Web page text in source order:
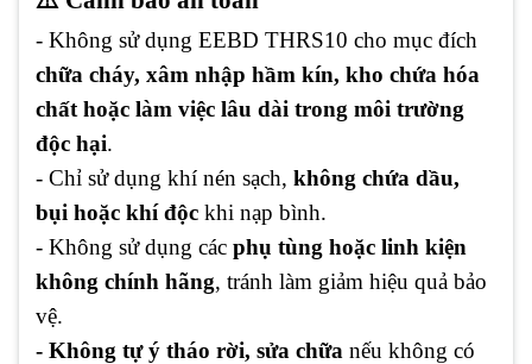
- Không sử dụng EEBD THRS10 cho mục đích
chữa cháy, xâm nhập hầm kín, kho chứa hóa
chất hoặc làm việc lâu dài trong môi trường
độc hại.
- Chỉ sử dụng khí nén sạch, không chứa dầu,
bụi hoặc khí độc khi nạp bình.
- Không sử dụng các phụ tùng hoặc linh kiện
không chính hãng, tránh làm giảm hiệu quả bảo
vệ.
- Không tự ý tháo rời, sửa chữa nếu không có